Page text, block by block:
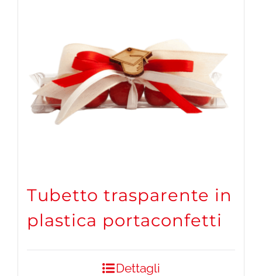
Tubetto trasparente in
plastica portaconfetti
Dettagli